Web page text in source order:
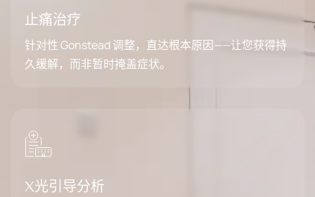
止痛治疗
针对性 Gonstead 调整，直达根本原因——让您获得持
久缓解，而非暂时掩盖症状。
X光引导分析